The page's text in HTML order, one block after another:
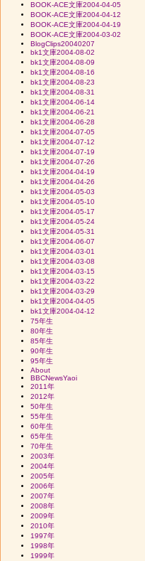
BOOK-ACE文庫2004-04-05
BOOK-ACE文庫2004-04-12
BOOK-ACE文庫2004-04-19
BOOK-ACE文庫2004-03-02
BlogClips20040207
bk1文庫2004-08-02
bk1文庫2004-08-09
bk1文庫2004-08-16
bk1文庫2004-08-23
bk1文庫2004-08-31
bk1文庫2004-06-14
bk1文庫2004-06-21
bk1文庫2004-06-28
bk1文庫2004-07-05
bk1文庫2004-07-12
bk1文庫2004-07-19
bk1文庫2004-07-26
bk1文庫2004-04-19
bk1文庫2004-04-26
bk1文庫2004-05-03
bk1文庫2004-05-10
bk1文庫2004-05-17
bk1文庫2004-05-24
bk1文庫2004-05-31
bk1文庫2004-06-07
bk1文庫2004-03-01
bk1文庫2004-03-08
bk1文庫2004-03-15
bk1文庫2004-03-22
bk1文庫2004-03-29
bk1文庫2004-04-05
bk1文庫2004-04-12
75年生
80年生
85年生
90年生
95年生
About
BBCNewsYaoi
2011年
2012年
50年生
55年生
60年生
65年生
70年生
2003年
2004年
2005年
2006年
2007年
2008年
2009年
2010年
1997年
1998年
1999年